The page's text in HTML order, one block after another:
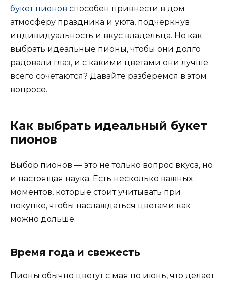
букет пионов способен привнести в дом
атмосферу праздника и уюта, подчеркнув
индивидуальность и вкус владельца. Но как
выбрать идеальные пионы, чтобы они долго
радовали глаз, и с какими цветами они лучше
всего сочетаются? Давайте разберемся в этом
вопросе.
Как выбрать идеальный букет
пионов
Выбор пионов — это не только вопрос вкуса, но
и настоящая наука. Есть несколько важных
моментов, которые стоит учитывать при
покупке, чтобы наслаждаться цветами как
можно дольше.
Время года и свежесть
Пионы обычно цветут с мая по июнь, что делает